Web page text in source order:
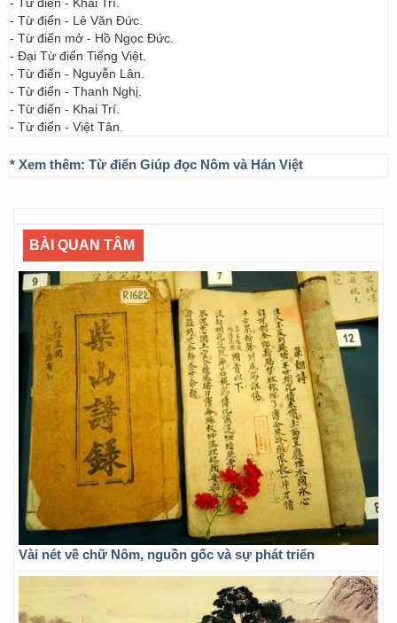
- Từ điển - Lê Văn Đức.
- Từ điển mở - Hồ Ngọc Đức.
- Đại Từ điển Tiếng Việt.
- Từ điển - Nguyễn Lân.
- Từ điển - Thanh Nghị.
- Từ điển - Khai Trí.
- Từ điển - Việt Tân.
* Xem thêm: Từ điển Giúp đọc Nôm và Hán Việt
BÀI QUAN TÂM
Vài nét về chữ Nôm, nguồn gốc và sự phát triển